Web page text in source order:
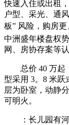
快速入住或出租
户型、采光、通
板” 风险，购房
中洲盛年楼盘权
网、房协存案等
总价 40 万起，
型采用 3。8 米跃
层为卧室，动静
可明火。
：长儿园有河